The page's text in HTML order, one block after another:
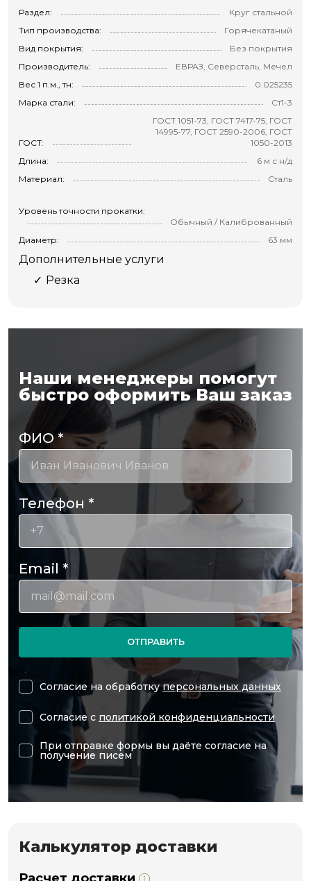
Раздел:
Круг стальной
Тип производства:
Горячекатаный
Вид покрытия:
Без покрытия
Производитель:
ЕВРАЗ, Северсталь, Мечел
Вес 1 п.м., тн:
0.025235
Марка стали:
Ст1-3
ГОСТ:
ГОСТ 1051-73, ГОСТ 7417-75, ГОСТ
14995-77, ГОСТ 2590-2006, ГОСТ
1050-2013
Длина:
6 м с н/д
Материал:
Сталь
Уровень точности прокатки:
Обычный / Калиброванный
Диаметр:
63 мм
Дополнительные услуги
Резка
Наши менеджеры помогут
быстро оформить Ваш заказ
ФИО*
Телефон *
Email *
ОТПРАВИТЬ
Согласие на обработкуперсональных данных
Согласие с политикой конфиденциальности
При отправке формы вы даёте согласие на
получение писем
Калькулятор доставки
Расчет доставки